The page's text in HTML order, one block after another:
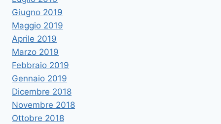
Giugno 2019
Maggio 2019
Aprile 2019
Marzo 2019
Febbraio 2019
Gennaio 2019
Dicembre 2018
Novembre 2018
Ottobre 2018